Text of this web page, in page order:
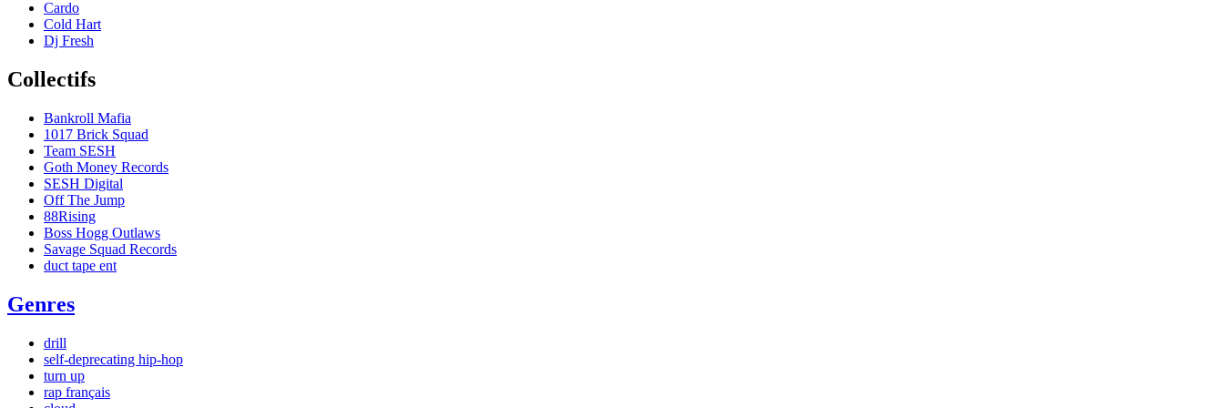
Cardo
Cold Hart
Dj Fresh
Collectifs
Bankroll Mafia
1017 Brick Squad
Team SESH
Goth Money Records
SESH Digital
Off The Jump
88Rising
Boss Hogg Outlaws
Savage Squad Records
duct tape ent
Genres
drill
self-deprecating hip-hop
turn up
rap français